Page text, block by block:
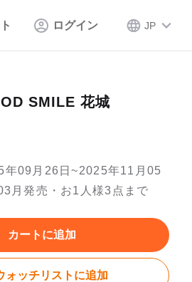
ログイン JP
SMILE 花城
年09月26日~2025年11月05
月発売・お1人様3点まで
カートに追加
ォッチリストに追加